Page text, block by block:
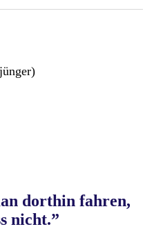
dorthin fahren,
nicht.”